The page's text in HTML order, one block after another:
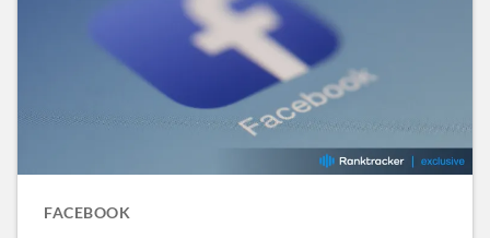
FACEBOOK